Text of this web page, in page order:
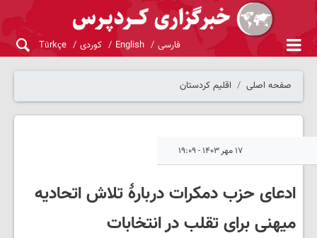
فارسی English کوردی Türkçe
صفحه اصلی اقلیم کردستان
۱۷ مهر ۱۴۰۳ - ۱۹:۰۹
ادعای حزب دمکرات دربارۀ تلاش اتحادیه
میهنی برای تقلب در انتخابات